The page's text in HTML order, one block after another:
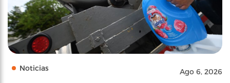
Noticias Ago 6, 2026